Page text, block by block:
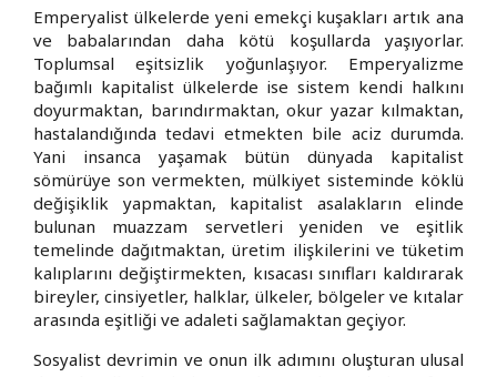
Emperyalist ülkelerde yeni emekçi kuşakları artık ana
ve babalarından daha kötü koşullarda yaşıyorlar.
Toplumsal eşitsizlik yoğunlaşıyor. Emperyalizme
bağımlı kapitalist ülkelerde ise sistem kendi halkını
doyurmaktan, barındırmaktan, okur yazar kılmaktan,
hastalandığında tedavi etmekten bile aciz durumda.
Yani insanca yaşamak bütün dünyada kapitalist
sömürüye son vermekten, mülkiyet sisteminde köklü
değişiklik yapmaktan, kapitalist asalakların elinde
bulunan muazzam servetleri yeniden ve eşitlik
temelinde dağıtmaktan, üretim ilişkilerini ve tüketim
kalıplarını değiştirmekten, kısacası sınıfları kaldırarak
bireyler, cinsiyetler, halklar, ülkeler, bölgeler ve kıtalar
arasında eşitliği ve adaleti sağlamaktan geçiyor.
Sosyalist devrimin ve onun ilk adımını oluşturan ulusal